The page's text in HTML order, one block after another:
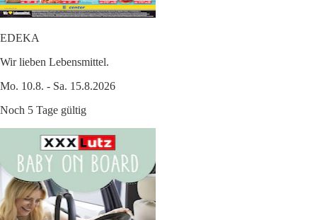
EDEKA
Wir lieben Lebensmittel.
Mo. 10.8. - Sa. 15.8.2026
Noch 5 Tage gültig